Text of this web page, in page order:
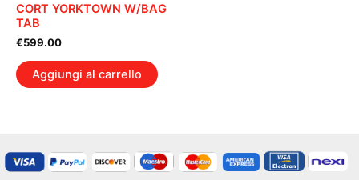
CORT YORKTOWN W/BAG
TAB
€599.00
Aggiungi al carrello